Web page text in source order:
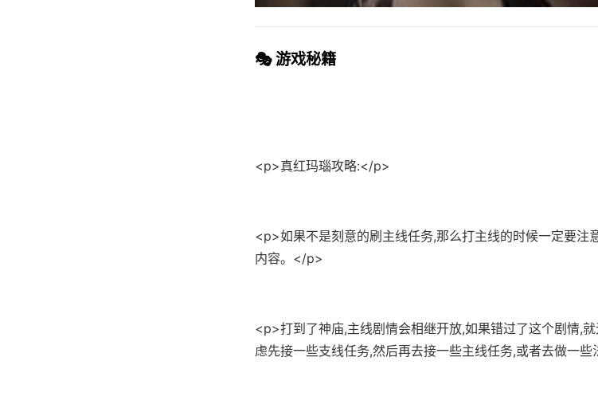
🎭 游戏秘籍
<p>真红玛瑙攻略:</p>
<p>如果不是刻意的刷主线任务,那么打主线的时候一定要注
内容。</p>
<p>打到了神庙,主线剧情会相继开放,如果错过了这个剧情,
虑先接一些支线任务,然后再去接一些主线任务,或者去做一